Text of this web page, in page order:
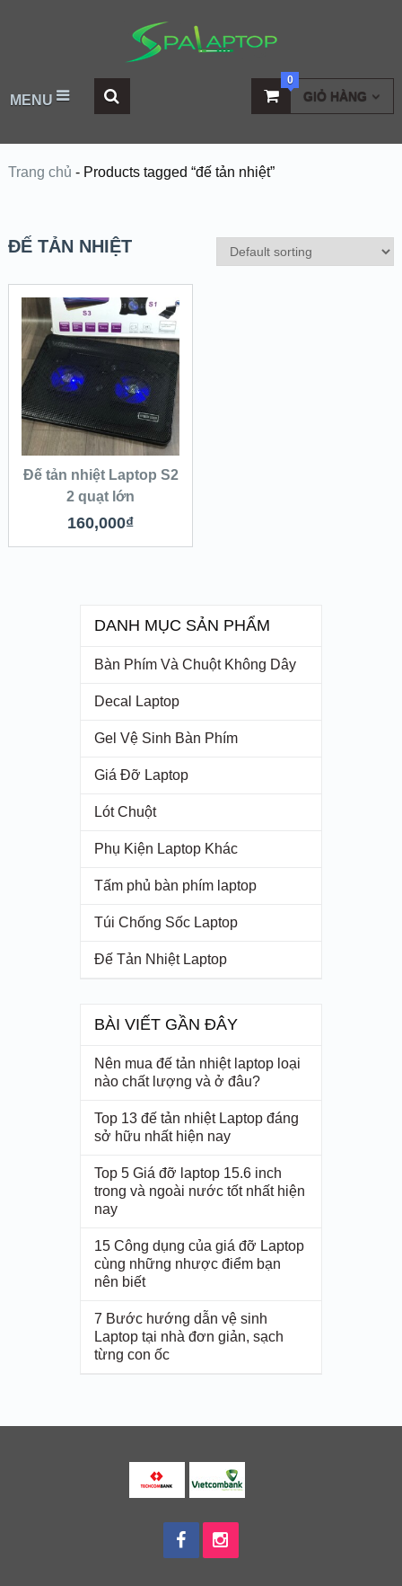
MENU GIỎ HÀNG
0
Trang chủ - Products tagged “đế tản nhiệt”
ĐẾ TẢN NHIỆT
Đế tản nhiệt Laptop S2
2 quạt lớn
160,000₫
DANH MỤC SẢN PHẨM
Bàn Phím Và Chuột Không Dây
Decal Laptop
Gel Vệ Sinh Bàn Phím
Giá Đỡ Laptop
Lót Chuột
Phụ Kiện Laptop Khác
Tấm phủ bàn phím laptop
Túi Chống Sốc Laptop
Đế Tản Nhiệt Laptop
BÀI VIẾT GẦN ĐÂY
Nên mua đế tản nhiệt laptop loại
nào chất lượng và ở đâu?
Top 13 đế tản nhiệt Laptop đáng
sở hữu nhất hiện nay
Top 5 Giá đỡ laptop 15.6 inch
trong và ngoài nước tốt nhất hiện
nay
15 Công dụng của giá đỡ Laptop
cùng những nhược điểm bạn
nên biết
7 Bước hướng dẫn vệ sinh
Laptop tại nhà đơn giản, sạch
từng con ốc